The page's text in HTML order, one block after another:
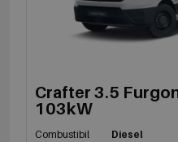
Crafter 3.5
103kW
Combustibil
Diesel